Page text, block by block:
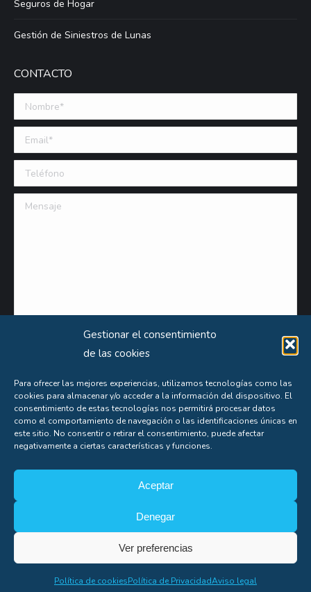
Gestionar el consentimiento
de las cookies
Para ofrecer las mejores experiencias, utilizamos tecnologías como las
cookies para almacenar y/o acceder a la información del dispositivo. El
consentimiento de estas tecnologías nos permitirá procesar datos
como el comportamiento de navegación o las identificaciones únicas en
este sitio. No consentir o retirar el consentimiento, puede afectar
negativamente a ciertas características y funciones.
Aceptar
Denegar
Ver preferencias
Política de cookiesPolítica de PrivacidadAviso legal
Seguros de Hogar
Gestión de Siniestros de Lunas
CONTACTO
Nombre *
Email (requerido)
Teléfono
Mensaje
Puede obtener información extensa sobre el uso que le damos a sus datos personales
consultando nuestraPolítica de Privacidad.
Aceptas nuestrapolítica de privacidad
Soporte
Copyright© Alfonso Fígares |8web